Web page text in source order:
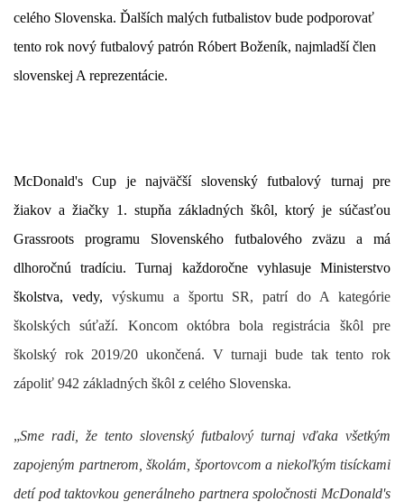
celého Slovenska. Ďalších malých futbalistov bude podporovať
tento rok nový futbalový patrón Róbert Boženík, najmladší člen
slovenskej A reprezentácie.
McDonald's Cup je najväčší slovenský futbalový turnaj pre
žiakov a žiačky 1. stupňa základných škôl, ktorý je súčasťou
Grassroots programu Slovenského futbalového zväzu a má
dlhoročnú tradíciu. Turnaj každoročne vyhlasuje Ministerstvo
školstva, vedy, výskumu a športu SR, patrí do A kategórie
školských súťaží. Koncom októbra bola registrácia škôl pre
školský rok 2019/20 ukončená. V turnaji bude tak tento rok
zápoliť 942 základných škôl z celého Slovenska.
„Sme radi, že tento slovenský futbalový turnaj vďaka všetkým
zapojeným partnerom, školám, športovcom a niekoľkým tisíckami
detí pod taktovkou generálneho partnera spoločnosti McDonald's